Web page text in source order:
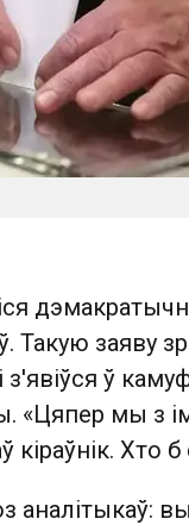
Такую заяву
з'явіўся ў
«Цяпер мы з
кіраўнік. Хто
аналітыкаў: